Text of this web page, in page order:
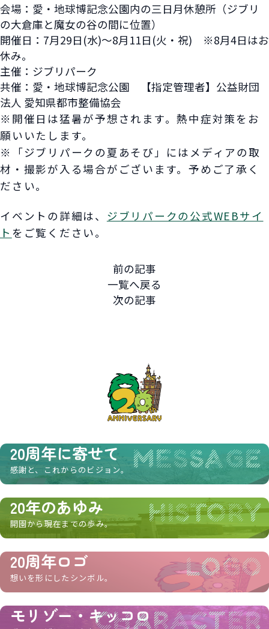
会場：愛・地球博記念公園内の三日月休憩所（ジブリ
の大倉庫と魔女の谷の間に位置）
開催日：7月29日(水)～8月11日(火・祝) ※8月4日はお
休み。
主催：ジブリパーク
共催：愛・地球博記念公園 【指定管理者】公益財団
法人 愛知県都市整備協会
※開催日は猛暑が予想されます。熱中症対策をお
願いいたします。
※「ジブリパークの夏あそび」にはメディアの取
材・撮影が入る場合がございます。予めご了承く
ださい。
イベントの詳細は、 ジブリパークの公式WEBサイ
ト をご覧ください。
前の記事
一覧へ戻る
次の記事
MESSAGE
20周年に寄せて
感謝と、これからのビジョン。
HISTORY
20年のあゆみ
開園から現在までの歩み。
LOGO
20周年ロゴ
想いを形にしたシンボル。
CHARACTER
モリゾー・キッコロ